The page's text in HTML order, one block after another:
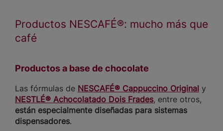
Productos NESCAFÉ®: mucho más que
café
Productos a base de chocolate
Las fórmulas de NESCAFÉ® Cappuccino Original y
NESTLÉ® Achocolatado Dois Frades, entre otros,
están especialmente diseñadas para sistemas
dispensadores.